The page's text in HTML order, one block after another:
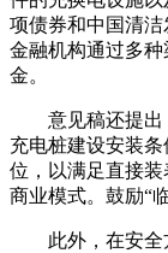
项债券和中国清
金融机构通过多
金。
意见稿还提出
充电桩建设安装
位，以满足直接
商业模式。鼓励“
此外，在安